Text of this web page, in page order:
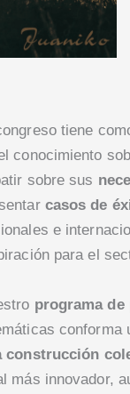
tiene
conocimiento
sobre sus
casos de
e
para el
programa de
conforma
construcción
más innovador,